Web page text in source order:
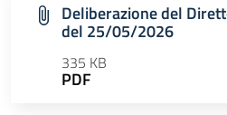
Deliberazione del
del 25/05/2026
335 KB
PDF